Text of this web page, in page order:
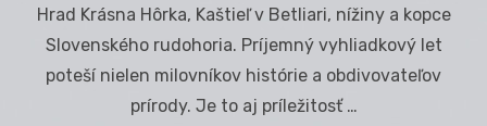
Hrad Krásna Hôrka, Kaštieľ v Betliari, nížiny a kopce
Slovenského rudohoria. Príjemný vyhliadkový let
poteší nielen milovníkov histórie a obdivovateľov
prírody. Je to aj príležitosť …